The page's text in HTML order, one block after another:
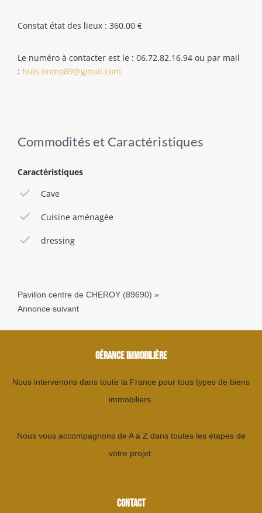
Constat état des lieux : 360.00 €
Le numéro à contacter est le : 06.72.82.16.94 ou par mail
: huis.immo89@gmail.com
Commodités et Caractéristiques
Caractéristiques
Cave
Cuisine aménagée
dressing
Pavillon centre de CHEROY (89690) »
Annonce suivant
GÉRANCE IMMOBILIÈRE
Nous intervenons dans toute la France pour tous types de biens
immobiliers.
Nous vous accompagnons de A à Z dans toutes les étapes de
votre projet.
CONTACT